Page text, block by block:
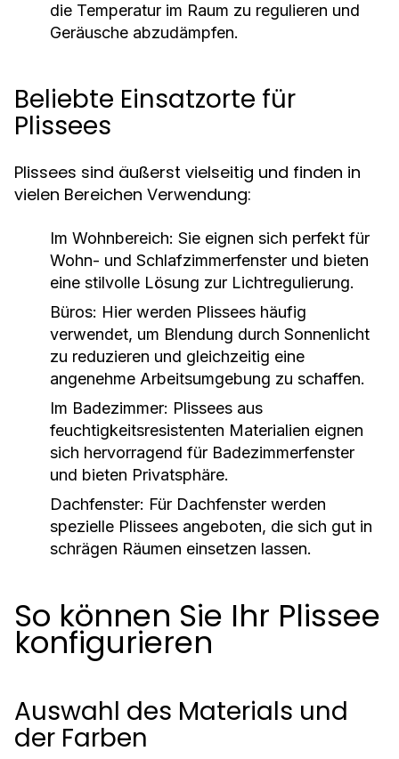
die Temperatur im Raum zu regulieren und
Geräusche abzudämpfen.
Beliebte Einsatzorte für
Plissees
Plissees sind äußerst vielseitig und finden in
vielen Bereichen Verwendung:
Im Wohnbereich: Sie eignen sich perfekt für
Wohn- und Schlafzimmerfenster und bieten
eine stilvolle Lösung zur Lichtregulierung.
Büros: Hier werden Plissees häufig
verwendet, um Blendung durch Sonnenlicht
zu reduzieren und gleichzeitig eine
angenehme Arbeitsumgebung zu schaffen.
Im Badezimmer: Plissees aus
feuchtigkeitsresistenten Materialien eignen
sich hervorragend für Badezimmerfenster
und bieten Privatsphäre.
Dachfenster: Für Dachfenster werden
spezielle Plissees angeboten, die sich gut in
schrägen Räumen einsetzen lassen.
So können Sie Ihr Plissee
konfigurieren
Auswahl des Materials und
der Farben